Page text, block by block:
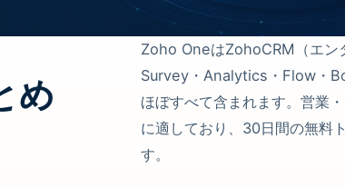
め
Zoho OneはZohoCRM（エン
Survey・Analytics・Flow・
ほぼすべて含まれます。営業
に適しており、30日間の無料
す。